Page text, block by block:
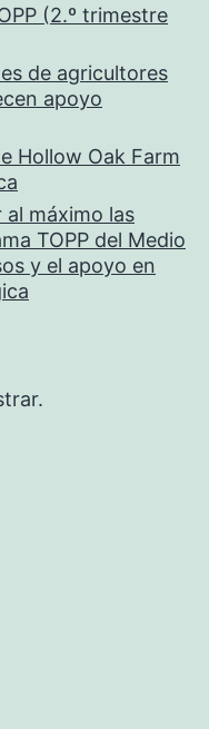
(2.º trimestre
de agricultores
apoyo
Hollow Oak Farm
máximo las
TOPP del Medio
y el apoyo en